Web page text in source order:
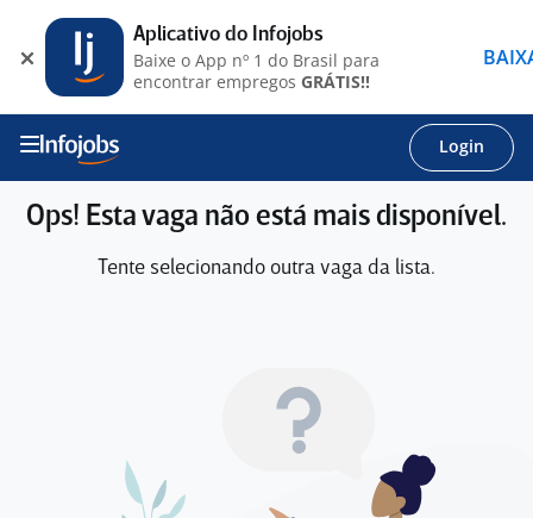
Login
Ops! Esta vaga não está mais disponível.
Tente selecionando outra vaga da lista.
Aplicativo do Infojobs
Baixe o App nº 1 do Brasil para
encontrar empregos GRÁTIS!!